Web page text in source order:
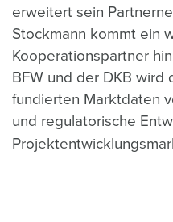
erweitert sein
Stockmann kommt ein
Kooperationspartner
BFW und der DKB
fundierten Marktdaten
und regulatorische